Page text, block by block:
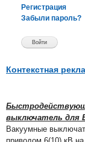
Регистрация
Забыли пароль?
Контекстная
выключатель для
Вакуумные